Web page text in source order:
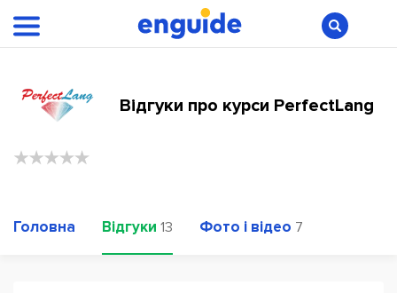
Відгуки про курси PerfectLang
Головна Відгуки 13 Фото і відео 7